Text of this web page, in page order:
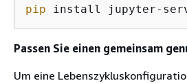
pip install jupyter-
Passen Sie einen gemeinsam
Um eine